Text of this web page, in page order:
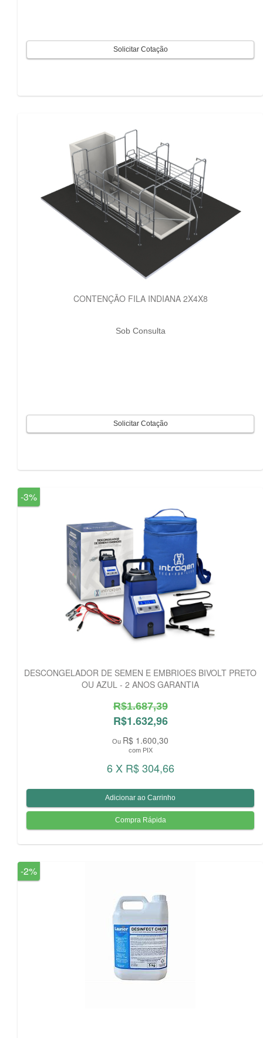
CONTENÇÃO FILA INDIANA 2X4X8
Sob Consulta
-3%
DESCONGELADOR DE SEMEN E EMBRIOES BIVOLT PRETO
OU AZUL - 2 ANOS GARANTIA
R$1.687,39
R$1.632,96
Ou R$ 1.600,30
com PIX
6 X R$ 304,66
-2%